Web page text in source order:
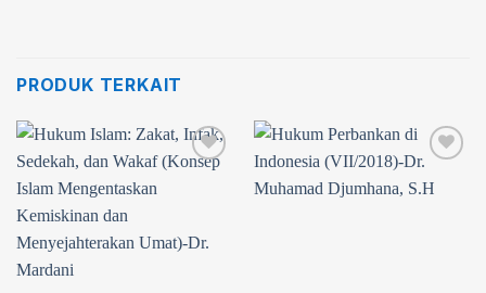
PRODUK TERKAIT